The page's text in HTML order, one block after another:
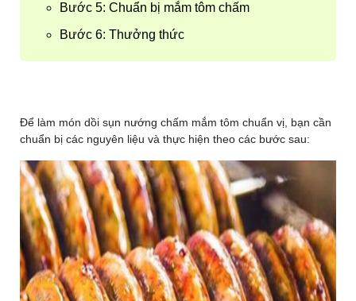
Bước 5: Chuẩn bị mắm tôm chấm
Bước 6: Thưởng thức
Để làm món dồi sụn nướng chấm mắm tôm chuẩn vị, bạn cần
chuẩn bị các nguyên liệu và thực hiện theo các bước sau: